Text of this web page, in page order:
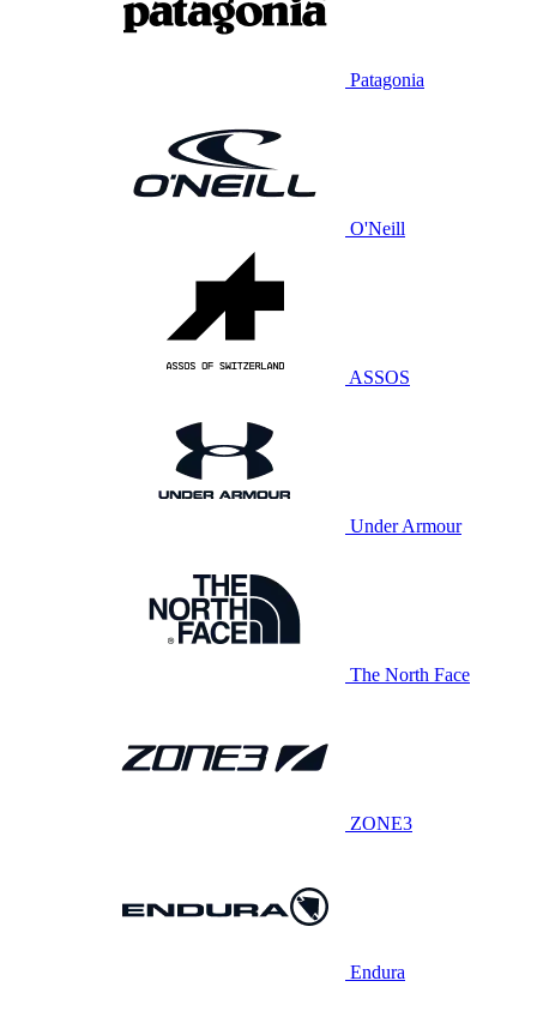
Patagonia
O'Neill
ASSOS
Under Armour
The North Face
ZONE3
Endura